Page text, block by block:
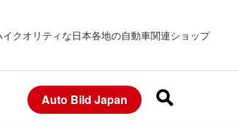
クオリティな日本各地の自動車関連ショップ
Auto Bild Japan